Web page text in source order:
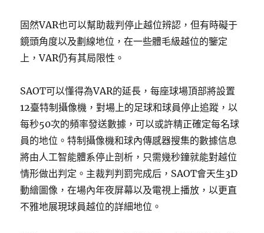
固然VAR也可以幫助裁判停止越位辨認，但有時礙于
鏡頭角度以及劃線地位，在一些體毛級越位的鑒定
上，VAR仍有其局限性。
SAOT可以懂得為VAR的延長，每座球場頂部將設置
12臺特制攝像機，對場上的足球和球員停止追蹤，以
每秒50次的頻率發送數據，可以或許精正確定每名球
員的地位。特制攝像機和球內傳感器搜集的數據信息
將由人工智能體系停止剖析，只需幾秒鐘就能對越位
情形做出判定。主裁判判罰完成后，SAOT會天生3D
動繪圖像，在場內年夜屏幕以及電視上播放，以更直
不雅地展現球員越位的詳細地位。